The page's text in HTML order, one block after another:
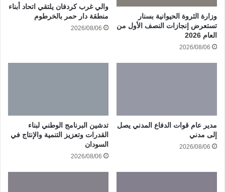
وزارة الثروة الحيوانية بسنار
تستعرض إنجازات النصف الأول من
العام 2026
2026/08/06
والي غرب كردفان يلتقي اتحاد أبناء
منطقة دار حمر بالخرطوم
2026/08/06
مدير عام قوات الدفاع المدني يصل
إلى مدني
2026/08/06
تدشين البرنامج الوطني لبناء
القدرات وتعزيز التنمية والإنتاج في
السودان
2026/08/06